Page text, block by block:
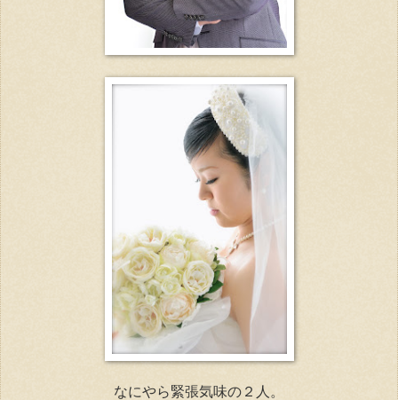
なにやら緊張気味の２人。